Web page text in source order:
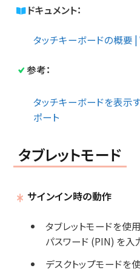
ドキュメント：
タッチキーボードの概要
参考：
タッチキーボードを表示
ポート
タブレットモード
サインイン時の動作
タブレットモードを使
パスワード (PIN) を入
デスクトップモードを